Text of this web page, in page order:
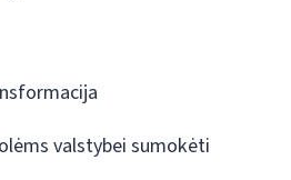
valstybei sumokėti